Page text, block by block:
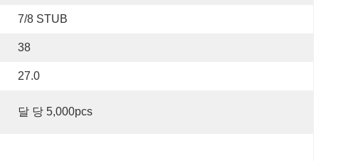
7/8 STUB
38
27.0
달 당 5,000pcs